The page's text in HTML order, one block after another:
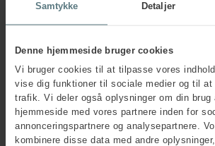
Samtykke Detaljer
Denne hjemmeside bruger cookies
Vi bruger cookies til at tilpasse vores
vise dig funktioner til sociale medier og til at
trafik. Vi deler også oplysninger om din brug
hjemmeside med vores partnere inden for
annonceringspartnere og analysepartnere.
kombinere disse data med andre
Har du spørgsmål?